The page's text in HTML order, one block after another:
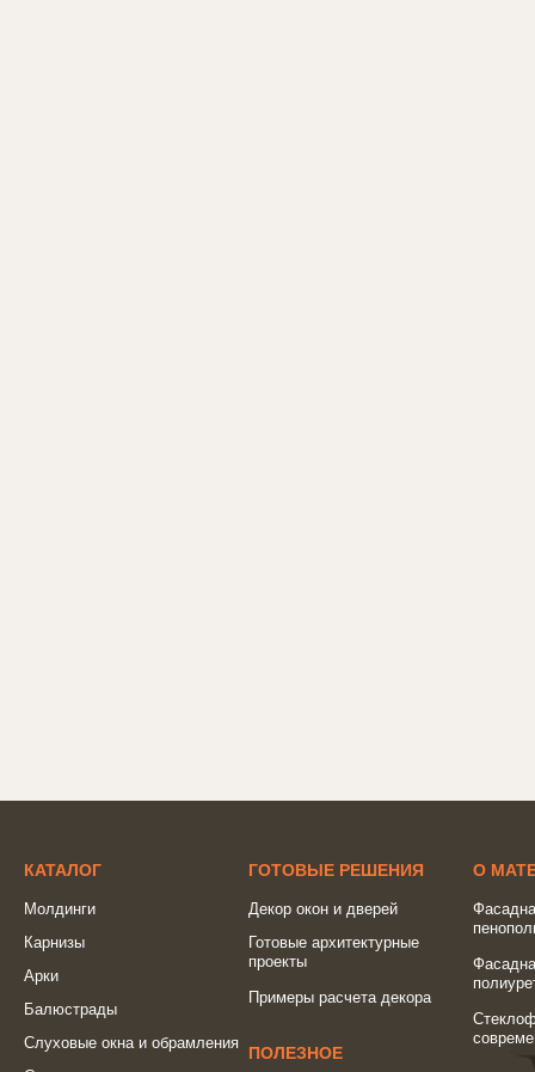
КАТАЛОГ
Молдинги
Карнизы
Арки
Балюстрады
Слуховые окна и обрамления
ГОТОВЫЕ РЕШЕНИЯ
Декор окон и дверей
Готовые архитектурные
проекты
Примеры расчета декора
ПОЛЕЗНОЕ
О